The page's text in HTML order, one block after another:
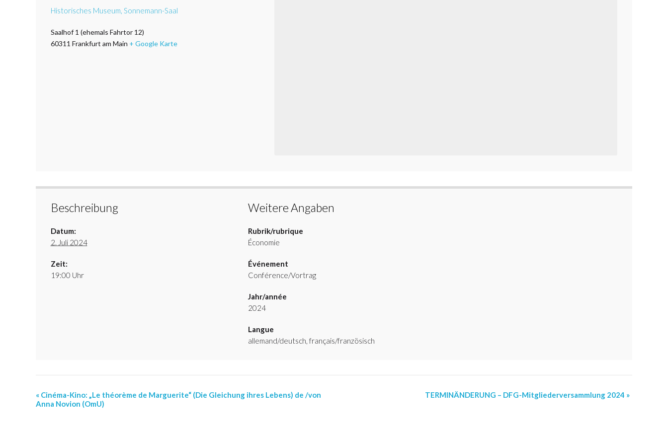
Historisches Museum, Sonnemann-Saal
Saalhof 1 (ehemals Fahrtor 12)
60311 Frankfurt am Main + Google Karte
Beschreibung
Datum:
2. Juli 2024
Zeit:
19:00 Uhr
Weitere Angaben
Rubrik/rubrique
Économie
Événement
Conférence/Vortrag
Jahr/année
2024
Langue
allemand/deutsch, français/französisch
Event
« Cinéma-Kino: „Le théorème de Marguerite“ (Die Gleichung ihres Lebens) de /von
Anna Novion (OmU)
TERMINÄNDERUNG – DFG-Mitgliederversammlung 2024 »